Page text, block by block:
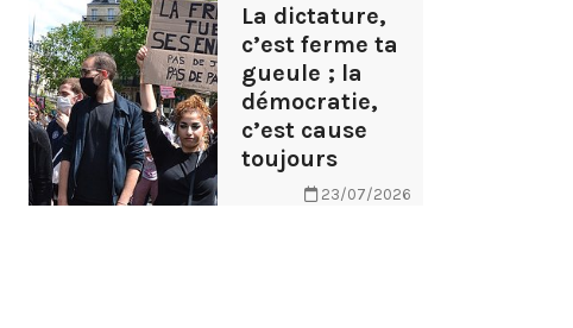
La dictature,
c’est ferme ta
gueule ; la
démocratie,
c’est cause
toujours
23/07/2026